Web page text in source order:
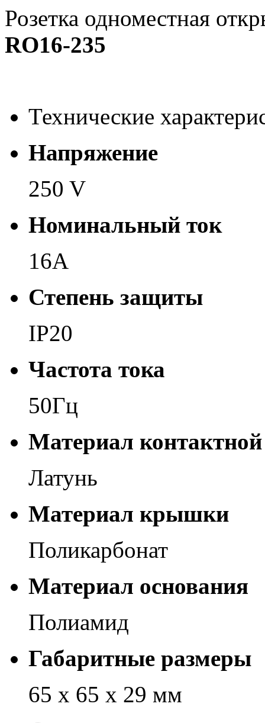
Розетка одноместная
RO16-235
Технические
Напряжение
250 V
Номинальный ток
16А
Степень защиты
IP20
Частота тока
50Гц
Материал
Латунь
Материал крышки
Поликарбонат
Материал основания
Полиамид
Габаритные размеры
65 х 65 х 29 мм